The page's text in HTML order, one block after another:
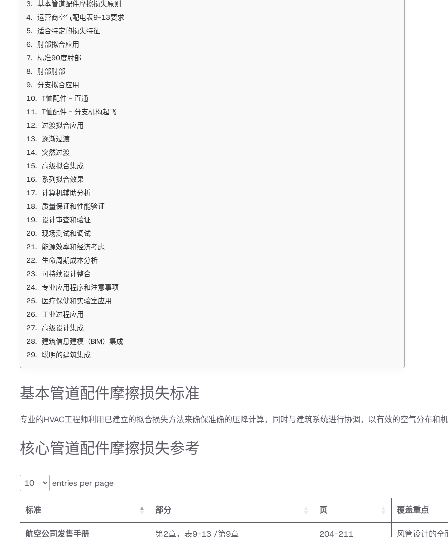
基本管道配件摩擦损失原则
运营商空气配电表9-13要求
适合特定的损失特征
肘部拟合应用
标准90度肘部
肘部肘部
分支拟合应用
T恤配件 - 直通
T恤配件 - 分支机构起飞
过渡拟合应用
逐渐过渡
突然过渡
高级拟合集成
系列拟合效果
计算机辅助分析
质量保证和性能验证
设计审查和验证
现场测试和调试
能源效率和经济考虑
生命周期成本分析
可持续设计整合
专业应用程序和注意事项
医疗保健和实验室应用
工业过程应用
高级设计集成
建筑信息建模（BIM）集成
聪明的建筑集成
基本管道配件摩擦损失标准
专业的HVAC工程师利用已建立的拟合损失方法来确保准确的压降计算，同时与建筑系统进行协调，以有效的空气分布和
核心管道配件摩擦损失参考
entries per page
标准 部分 页 覆盖重点
航空公司发售手册 第2章，表9-13 /第9章 204-211 风管设计的